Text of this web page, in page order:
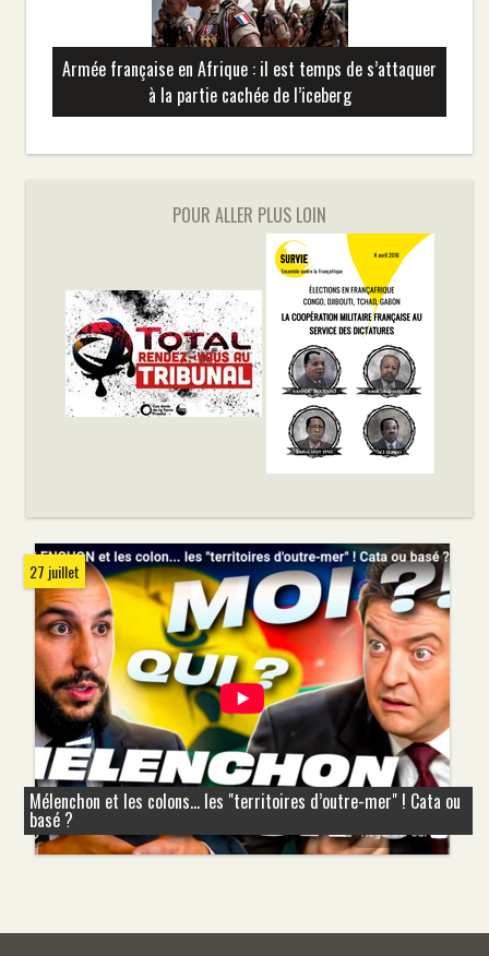
Armée française en Afrique : il est temps de s’attaquer
à la partie cachée de l’iceberg
POUR ALLER PLUS LOIN
27 juillet
Mélenchon et les colons... les "territoires d’outre-mer" ! Cata ou
basé ?